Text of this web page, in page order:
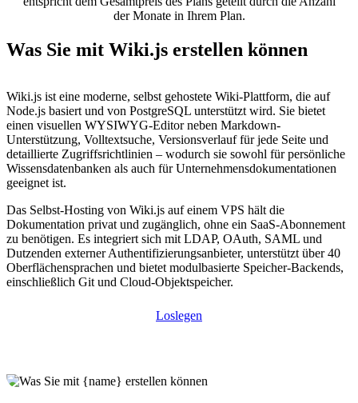
der Monate in Ihrem Plan.
Was Sie mit Wiki.js erstellen können
Wiki.js ist eine moderne, selbst gehostete Wiki-Plattform, die auf
Node.js basiert und von PostgreSQL unterstützt wird. Sie bietet
einen visuellen WYSIWYG-Editor neben Markdown-
Unterstützung, Volltextsuche, Versionsverlauf für jede Seite und
detaillierte Zugriffsrichtlinien – wodurch sie sowohl für persönliche
Wissensdatenbanken als auch für Unternehmensdokumentationen
geeignet ist.
Das Selbst-Hosting von Wiki.js auf einem VPS hält die
Dokumentation privat und zugänglich, ohne ein SaaS-Abonnement
zu benötigen. Es integriert sich mit LDAP, OAuth, SAML und
Dutzenden externer Authentifizierungsanbieter, unterstützt über 40
Oberflächensprachen und bietet modulbasierte Speicher-Backends,
einschließlich Git und Cloud-Objektspeicher.
Loslegen